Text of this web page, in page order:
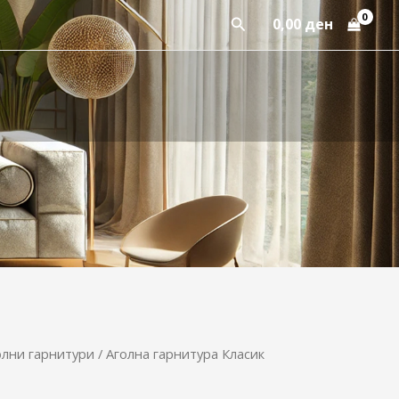
Пребарај
0,00 ден
гарнитури / Аголна гарнитура Класик